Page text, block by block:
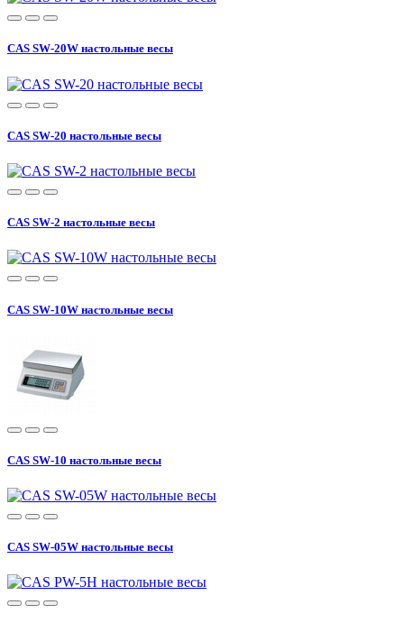
CAS SW-20W настольные весы
CAS SW-20 настольные весы
CAS SW-2 настольные весы
CAS SW-10W настольные весы
CAS SW-10 настольные весы
CAS SW-05W настольные весы